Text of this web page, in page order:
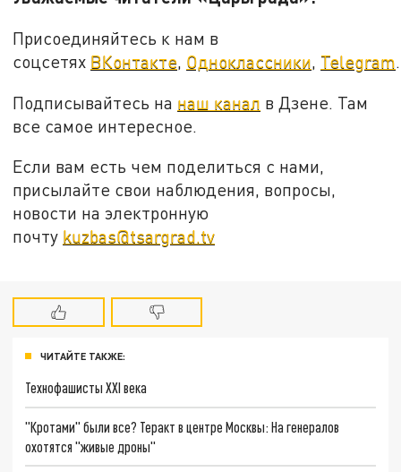
Присоединяйтесь к нам в
соцсетях ВКонтакте, Одноклассники, Telegram.
Подписывайтесь на наш канал в Дзене. Там
все самое интересное.
Если вам есть чем поделиться с нами,
присылайте свои наблюдения, вопросы,
новости на электронную
почту kuzbas@tsargrad.tv
ЧИТАЙТЕ ТАКЖЕ:
Технофашисты XXI века
"Кротами" были все? Теракт в центре Москвы: На генералов
охотятся "живые дроны"